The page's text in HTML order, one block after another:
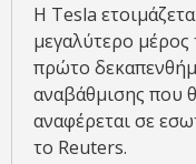
Η Tesla
μεγαλύτερο
πρώτο
αναβάθμισης που
αναφέρεται σε
το Reuters.